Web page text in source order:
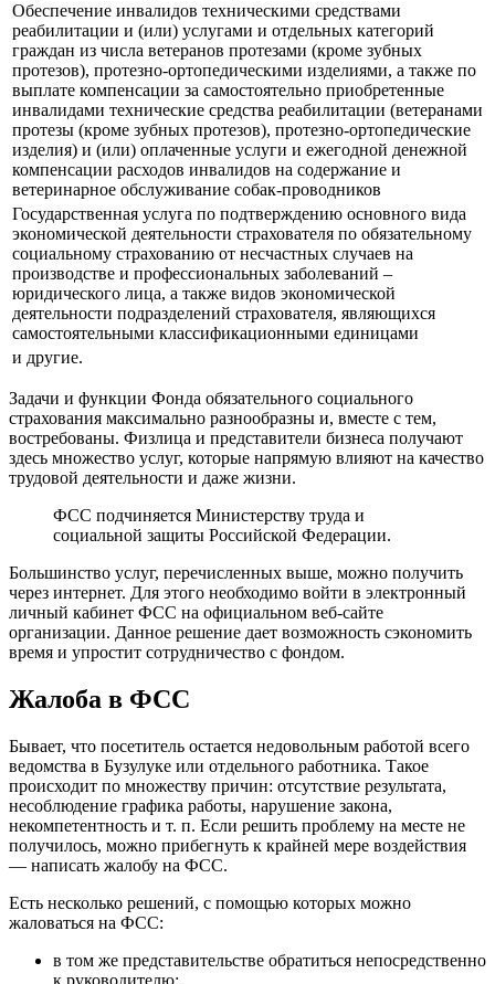
Обеспечение инвалидов техническими средствами
реабилитации и (или) услугами и отдельных категорий
граждан из числа ветеранов протезами (кроме зубных
протезов), протезно-ортопедическими изделиями, а также по
выплате компенсации за самостоятельно приобретенные
инвалидами технические средства реабилитации (ветеранами
протезы (кроме зубных протезов), протезно-ортопедические
изделия) и (или) оплаченные услуги и ежегодной денежной
компенсации расходов инвалидов на содержание и
ветеринарное обслуживание собак-проводников
Государственная услуга по подтверждению основного вида
экономической деятельности страхователя по обязательному
социальному страхованию от несчастных случаев на
производстве и профессиональных заболеваний –
юридического лица, а также видов экономической
деятельности подразделений страхователя, являющихся
самостоятельными классификационными единицами
и другие.
Задачи и функции Фонда обязательного социального
страхования максимально разнообразны и, вместе с тем,
востребованы. Физлица и представители бизнеса получают
здесь множество услуг, которые напрямую влияют на качество
трудовой деятельности и даже жизни.
ФСС подчиняется Министерству труда и
социальной защиты Российской Федерации.
Большинство услуг, перечисленных выше, можно получить
через интернет. Для этого необходимо войти в электронный
личный кабинет ФСС на официальном веб-сайте
организации. Данное решение дает возможность сэкономить
время и упростит сотрудничество с фондом.
Жалоба в ФСС
Бывает, что посетитель остается недовольным работой всего
ведомства в Бузулуке или отдельного работника. Такое
происходит по множеству причин: отсутствие результата,
несоблюдение графика работы, нарушение закона,
некомпетентность и т. п. Если решить проблему на месте не
получилось, можно прибегнуть к крайней мере воздействия
— написать жалобу на ФСС.
Есть несколько решений, с помощью которых можно
жаловаться на ФСС:
в том же представительстве обратиться непосредственно
к руководителю;